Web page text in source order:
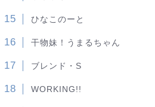
ひなこのーと
干物妹！うまるちゃん
ブレンド・S
WORKING!!